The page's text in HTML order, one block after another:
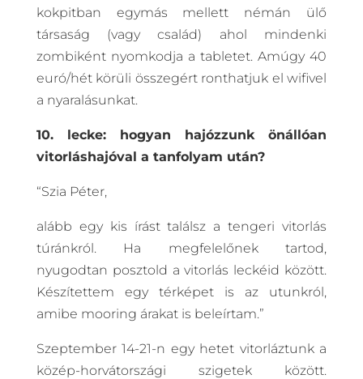
kokpitban egymás mellett némán ülő
társaság (vagy család) ahol mindenki
zombiként nyomkodja a tabletet. Amúgy 40
euró/hét körüli összegért ronthatjuk el wifivel
a nyaralásunkat.
10. lecke: hogyan hajózzunk önállóan
vitorláshajóval a tanfolyam után?
“Szia Péter,
alább egy kis írást találsz a tengeri vitorlás
túránkról. Ha megfelelőnek tartod,
nyugodtan posztold a vitorlás leckéid között.
Készítettem egy térképet is az utunkról,
amibe mooring árakat is beleírtam.”
Szeptember 14-21-n egy hetet vitorláztunk a
közép-horvátországi szigetek között.